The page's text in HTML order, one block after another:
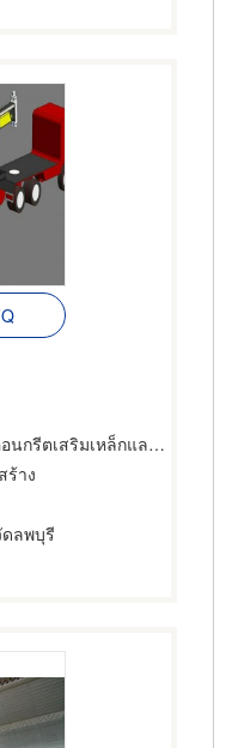
เครนและปั้นจั่น,อุปกรณ์สำหรับผู้รับเหมาตอกเสาเข็ม
ร้าง
ดลพบุรี